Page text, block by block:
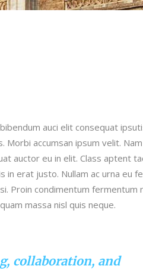
auci elit consequat
accumsan ipsum velit.
auctor eu in elit. Class aptent
in erat justo. Nullam ac urna eu
Proin condimentum fermentum
massa nisl quis neque.
collaboration, and